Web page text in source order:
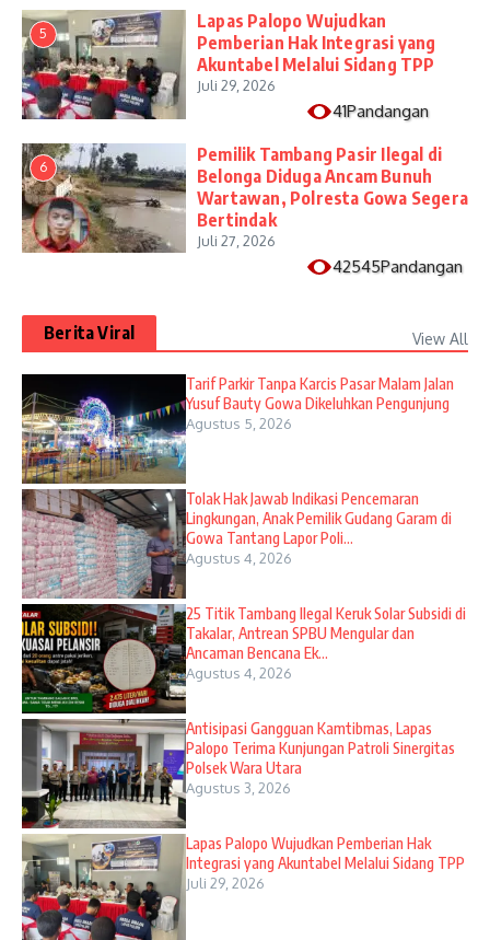
5
Lapas Palopo Wujudkan
Pemberian Hak Integrasi yang
Akuntabel Melalui Sidang TPP
Juli 29, 2026
41Pandangan
6
Pemilik Tambang Pasir Ilegal di
Belonga Diduga Ancam Bunuh
Wartawan, Polresta Gowa Segera
Bertindak
Juli 27, 2026
42545Pandangan
Berita Viral View All
Tarif Parkir Tanpa Karcis Pasar Malam Jalan
Yusuf Bauty Gowa Dikeluhkan Pengunjung
Agustus 5, 2026
Tolak Hak Jawab Indikasi Pencemaran
Lingkungan, Anak Pemilik Gudang Garam di
Gowa Tantang Lapor Poli...
Agustus 4, 2026
25 Titik Tambang Ilegal Keruk Solar Subsidi di
Takalar, Antrean SPBU Mengular dan
Ancaman Bencana Ek...
Agustus 4, 2026
Antisipasi Gangguan Kamtibmas, Lapas
Palopo Terima Kunjungan Patroli Sinergitas
Polsek Wara Utara
Agustus 3, 2026
Lapas Palopo Wujudkan Pemberian Hak
Integrasi yang Akuntabel Melalui Sidang TPP
Juli 29, 2026